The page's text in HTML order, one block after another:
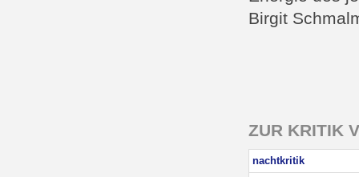
Birgit
ZUR KRITIK
nachtkritik